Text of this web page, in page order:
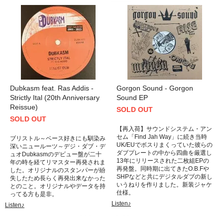
Dubkasm feat. Ras Addis -
Strictly Ital (20th Anniversary
Reissue)
SOLD OUT
ブリストル～ベース好きにも馴染み
深いニュールーツ～デジ・ダブ・デ
ュオDubkasmのデビュー盤が二十
年の時を経てリマスター再発されま
した。オリジナルのスタンパーが紛
失したため長らく再発出来なかった
とのこと。オリジナルやデータを持
ってる方も是非。
Listen♪
Gorgon Sound - Gorgon
Sound EP
SOLD OUT
【再入荷】サウンドシステム・アン
セム「Find Jah Way」に続き当時
UK/EUでボスりまくっていた彼らの
ダブプレートの中から四曲を厳選し
13年にリリースされた二枚組EPの
再発盤。同時期に出てきたO.B.Fや
SHPなどと共にデジタルダブの新し
いうねりを作りました。新装ジャケ
仕様。
Listen♪